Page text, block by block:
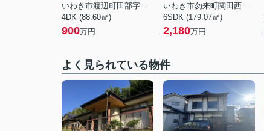
いわき市渡辺町田部字薄作
4DK (88.60㎡)
900万円
いわき市勿来町関田西１丁目
6SDK (179.07㎡)
2,180万円
よく見られている物件